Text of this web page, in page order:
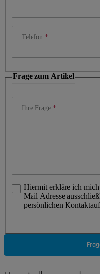
Telefon
Frage zum Artikel
Ihre Frage
Hiermit erkläre ich mich
Mail Adresse
persönlichen